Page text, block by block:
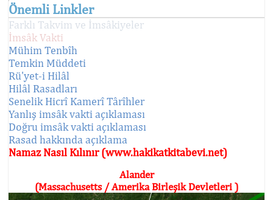
Önemli Linkler
Farklı Takvim ve İmsâkiyeler
İmsâk Vakti
Mühim Tenbîh
Temkin Müddeti
Rü'yet-i Hilâl
Hilâl Rasadları
Senelik Hicrî Kamerî Târîhler
Yanlış imsâk vakti açıklaması
Doğru imsâk vakti açıklaması
Rasad hakkında açıklama
Namaz Nasıl Kılınır (www.hakikatkitabevi.net)
Alander
(Massachusetts / Amerika Birleşik Devletleri )